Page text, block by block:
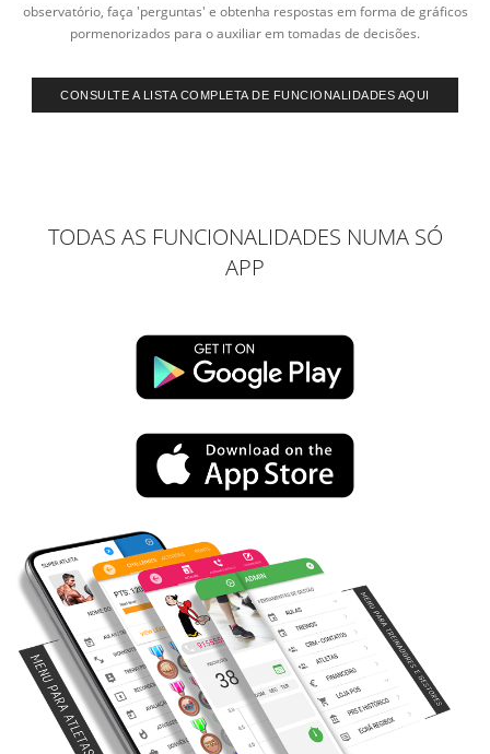
observatório, faça 'perguntas' e obtenha respostas em forma de gráficos
pormenorizados para o auxiliar em tomadas de decisões.
CONSULTE A LISTA COMPLETA DE FUNCIONALIDADES AQUI
TODAS AS FUNCIONALIDADES NUMA SÓ
APP